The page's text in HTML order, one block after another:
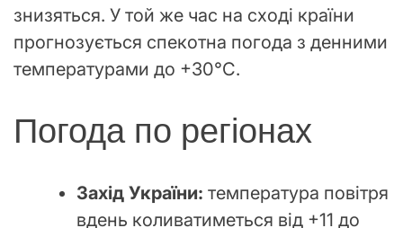
знизяться. У той же час на сході країни
прогнозується спекотна погода з денними
температурами до +30°C.
Погода по регіонах
Захід України: температура повітря
вдень коливатиметься від +11 до